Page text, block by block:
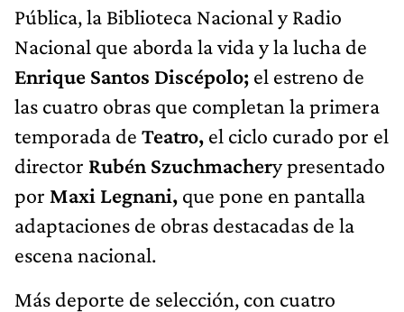
Pública, la Biblioteca Nacional y Radio
Nacional que aborda la vida y la lucha de
Enrique Santos Discépolo; el estreno de
las cuatro obras que completan la primera
temporada de Teatro, el ciclo curado por el
director Rubén Szuchmachery presentado
por Maxi Legnani, que pone en pantalla
adaptaciones de obras destacadas de la
escena nacional.
Más deporte de selección, con cuatro